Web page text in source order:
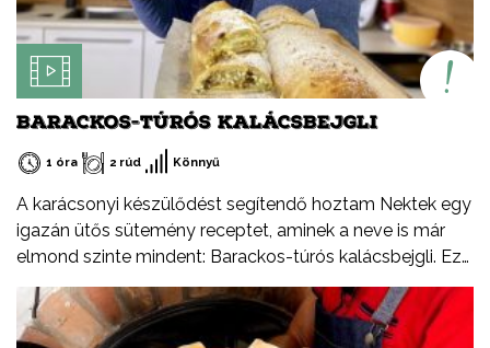
BARACKOS-TÚRÓS KALÁCSBEJGLI
1 óra 2 rúd Könnyű
A karácsonyi készülődést segítendő hoztam Nektek egy
igazán ütős sütemény receptet, aminek a neve is már
elmond szinte mindent: Barackos-túrós kalácsbejgli. Ez
nem tévedés, a kalács puhaságát ötvöztem a bejgli
omlósságával, valamint a baracklekvár és rögös túró
ízvilágával. Tudtátok, hogy a rögös túró egy igazi,